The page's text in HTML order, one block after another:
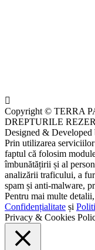
Copyright © TERRA
DREPTURILE
Designed & Developed
Prin utilizarea
faptul că folosim
îmbunătățirii și al
analizării traficului, a
spam și anti-malware,
Pentru mai multe
Confidențialitate și
Privacy & Cookies